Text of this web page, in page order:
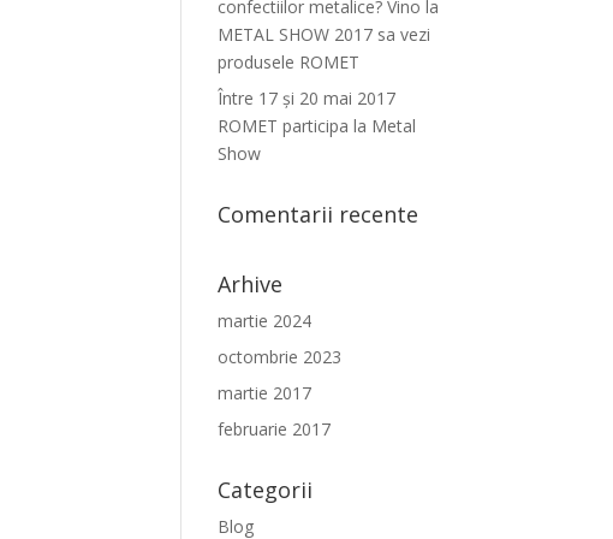
confectiilor metalice? Vino la
METAL SHOW 2017 sa vezi
produsele ROMET
Între 17 şi 20 mai 2017
ROMET participa la Metal
Show
Comentarii recente
Arhive
martie 2024
octombrie 2023
martie 2017
februarie 2017
Categorii
Blog